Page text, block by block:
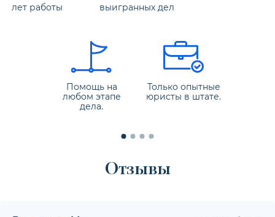
лет работы выигранных дел
Помощь на
любом этапе
дела.
Только опытные
юристы в штате.
Отзывы